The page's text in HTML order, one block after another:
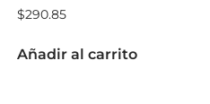
$290.85
Añadir al carrito